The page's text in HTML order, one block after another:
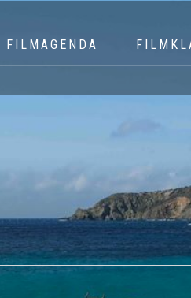
FILMAGENDA